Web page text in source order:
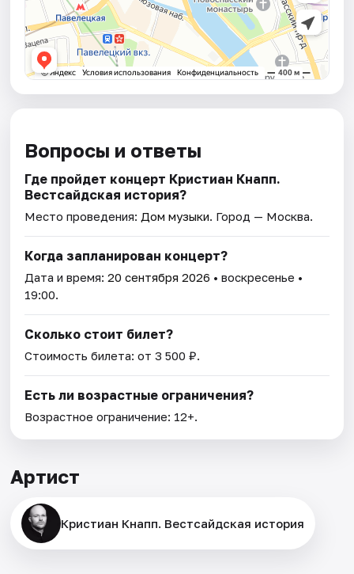
Вопросы и ответы
Где пройдет концерт Кристиан Кнапп.
Вестсайдская история?
Место проведения: Дом музыки. Город — Москва.
Когда запланирован концерт?
Дата и время:20 сентября 2026 • воскресенье •
19:00.
Сколько стоит билет?
Стоимость билета: от 3 500 ₽.
Есть ли возрастные ограничения?
Возрастное ограничение: 12+.
Артист
Кристиан Кнапп. Вестсайдская история